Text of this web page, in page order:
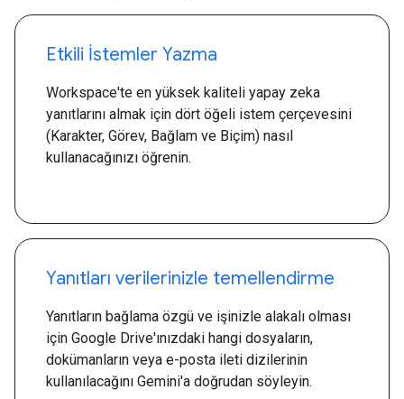
Etkili İstemler Yazma
Workspace'te en yüksek kaliteli yapay zeka
yanıtlarını almak için dört öğeli istem çerçevesini
(Karakter, Görev, Bağlam ve Biçim) nasıl
kullanacağınızı öğrenin.
Yanıtları verilerinizle temellendirme
Yanıtların bağlama özgü ve işinizle alakalı olması
için Google Drive'ınızdaki hangi dosyaların,
dokümanların veya e-posta ileti dizilerinin
kullanılacağını Gemini'a doğrudan söyleyin.